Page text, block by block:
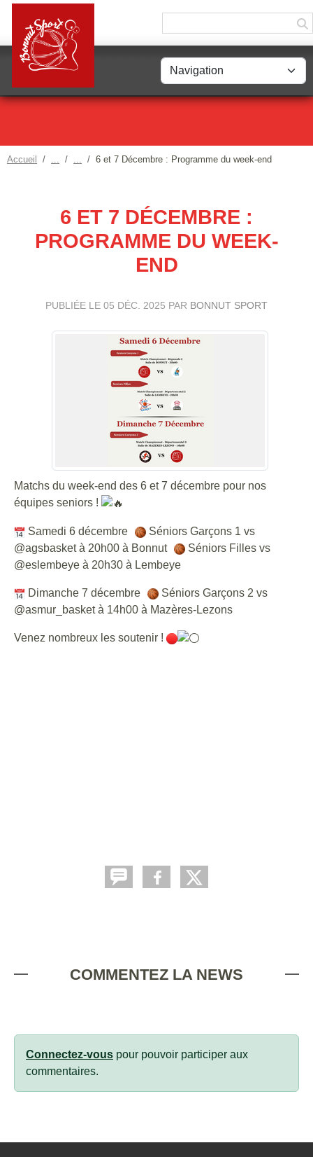
Accueil 6 et 7 Décembre : Programme du week-end
6 ET 7 DÉCEMBRE :
PROGRAMME DU WEEK-
END
PUBLIÉE LE 05 DÉC. 2025 PAR BONNUT SPORT
Matchs du week-end des 6 et 7 décembre pour nos
équipes seniors !
Samedi 6 décembre
Séniors Garçons 1 vs
@agsbasket à 20h00 à Bonnut
Séniors Filles vs
@eslembeye à 20h30 à Lembeye
Dimanche 7 décembre
Séniors Garçons 2 vs
@asmur_basket à 14h00 à Mazères-Lezons
Venez nombreux les soutenir !
COMMENTEZ LA NEWS
Connectez-vous pour pouvoir participer aux
commentaires.